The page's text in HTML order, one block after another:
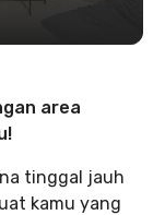
area
tinggal jauh
kamu yang